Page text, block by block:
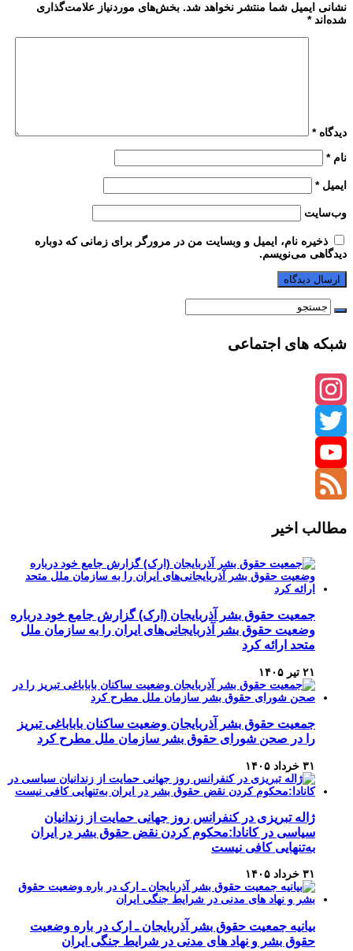
نشانی ایمیل شما منتشر نخواهد شد. بخش‌های موردنیاز علامت‌گذاری
شده‌اند*
دیدگاه*
نام*
ایمیل*
وب‌سایت
ذخیره نام، ایمیل و وبسایت من در مرورگر برای زمانی که دوباره
دیدگاهی می‌نویسم.
شبکه های اجتماعی
Instagram
Twitter
YouTube
مطالب اخیر
جمعیت حقوق بشر آذربایجان (ارک) گزارش جامع خود درباره
وضعیت حقوق بشر آذربایجانی‌های ایران را به سازمان ملل
متحد ارائه کرد
۲۱ تیر ۱۴۰۵
جمعیت حقوق بشر آذربایجان وضعیت ساکنان باباباغی تبریز
را در صحن شورای حقوق بشر سازمان ملل مطرح کرد
۳۱ خرداد ۱۴۰۵
ژاله تبریزی در کنفرانس روز جهانی حمایت از زندانیان
سیاسی در کانادا:محکوم کردن نقض حقوق بشر در ایران
به‌تنهایی کافی نیست
۳۱ خرداد ۱۴۰۵
بیانیه جمعیت حقوق بشر آذربایجان ـ ارک در باره وضعیت
حقوق بشر و نهاد های مدنی در شرایط جنگی ایران